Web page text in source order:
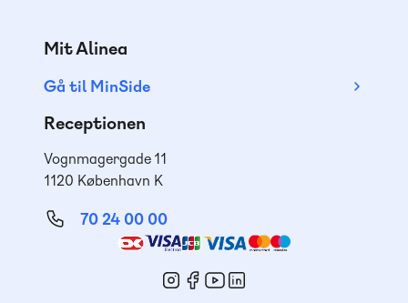
Mit Alinea
Gå til MinSide
Receptionen
Vognmagergade 11
1120 København K
70 24 00 00